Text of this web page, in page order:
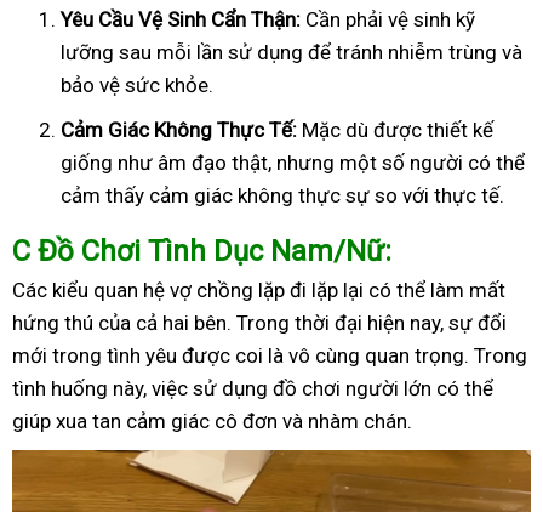
Yêu Cầu Vệ Sinh Cẩn Thận: Cần phải vệ sinh kỹ
lưỡng sau mỗi lần sử dụng để tránh nhiễm trùng và
bảo vệ sức khỏe.
Cảm Giác Không Thực Tế: Mặc dù được thiết kế
giống như âm đạo thật, nhưng một số người có thể
cảm thấy cảm giác không thực sự so với thực tế.
C Đồ Chơi Tình Dục Nam/Nữ:
Các kiểu quan hệ vợ chồng lặp đi lặp lại có thể làm mất
hứng thú của cả hai bên. Trong thời đại hiện nay, sự đổi
mới trong tình yêu được coi là vô cùng quan trọng. Trong
tình huống này, việc sử dụng đồ chơi người lớn có thể
giúp xua tan cảm giác cô đơn và nhàm chán.